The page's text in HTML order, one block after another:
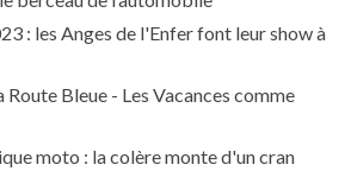
: les Anges de l'Enfer font leur show à
Route Bleue - Les Vacances comme
moto : la colère monte d'un cran